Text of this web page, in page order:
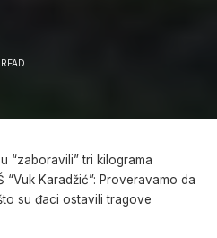
“zaboravili” tri kilograma
“Vuk Karadžić”: Proveravamo da
su đaci ostavili tragove